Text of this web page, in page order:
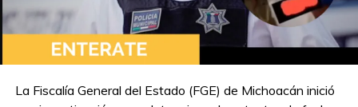
La Fiscalía General del Estado (FGE) de Michoacán inició